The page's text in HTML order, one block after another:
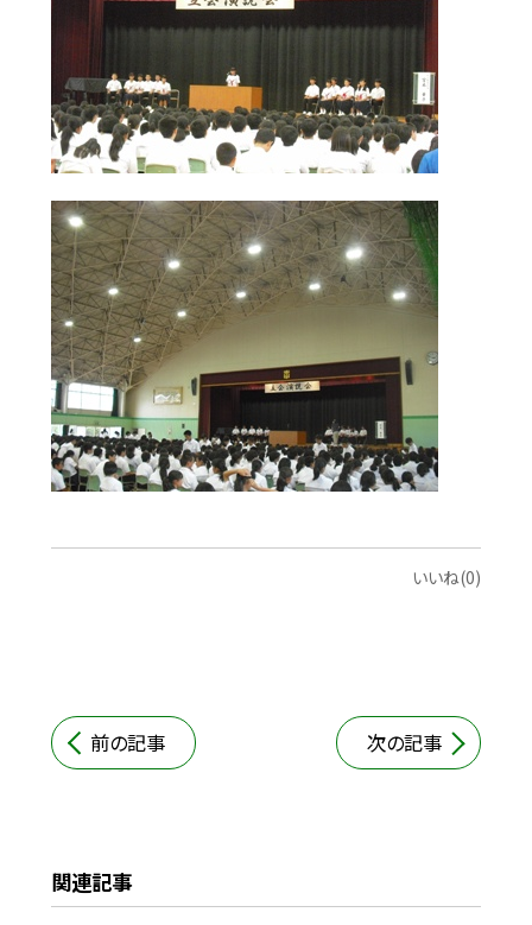
いいね(0)
前の記事 次の記事
関連記事